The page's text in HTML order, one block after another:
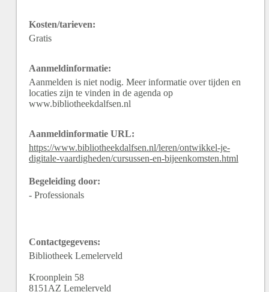
Kosten/tarieven:
Gratis
Aanmeldinformatie:
Aanmelden is niet nodig. Meer informatie over tijden en
locaties zijn te vinden in de agenda op
www.bibliotheekdalfsen.nl
Aanmeldinformatie URL:
https://www.bibliotheekdalfsen.nl/leren/ontwikkel-je-
digitale-vaardigheden/cursussen-en-bijeenkomsten.html
Begeleiding door:
- Professionals
Contactgegevens:
Bibliotheek Lemelerveld
Kroonplein 58
8151AZ Lemelerveld